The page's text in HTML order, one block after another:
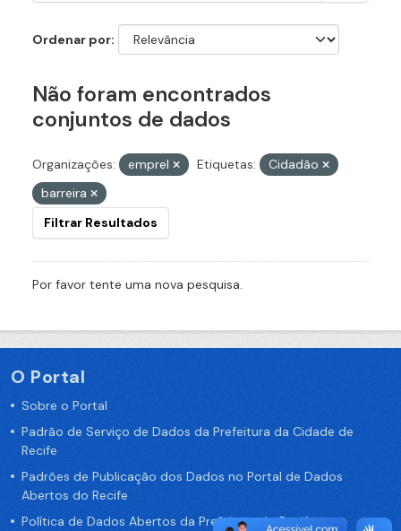
Ordenar por
Não foram encontrados
conjuntos de dados
Organizações: emprel Etiquetas:
Cidadão
barreira
Filtrar Resultados
Por favor tente uma nova pesquisa.
O Portal
Sobre o Portal
Padrão de Serviço de Dados da Prefeitura da Cidade de
Recife
Padrões de Publicação dos Dados no Portal de Dados
Abertos do Recife
Política de Dados Abertos da Prefeitura do Recife